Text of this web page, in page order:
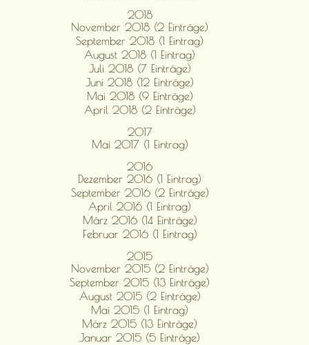
2018
November 2018 (2 Einträge)
September 2018 (1 Eintrag)
August 2018 (1 Eintrag)
Juli 2018 (7 Einträge)
Juni 2018 (12 Einträge)
Mai 2018 (9 Einträge)
April 2018 (2 Einträge)
2017
Mai 2017 (1 Eintrag)
2016
Dezember 2016 (1 Eintrag)
September 2016 (2 Einträge)
April 2016 (1 Eintrag)
März 2016 (14 Einträge)
Februar 2016 (1 Eintrag)
2015
November 2015 (2 Einträge)
September 2015 (13 Einträge)
August 2015 (2 Einträge)
Mai 2015 (1 Eintrag)
März 2015 (13 Einträge)
Januar 2015 (5 Einträge)